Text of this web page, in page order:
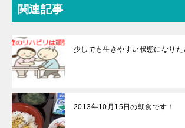
関連記事
少しでも生きやすい状態になりた
2013年10月15日の朝食です！